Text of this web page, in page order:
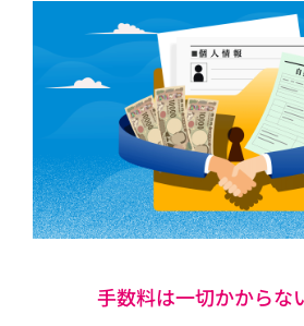
手数料は一切かからな